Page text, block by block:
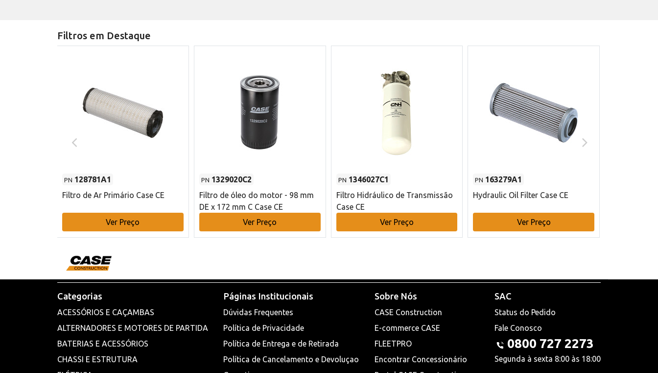
Filtros em Destaque
PN 128781A1
Filtro de Ar Primário Case CE
Ver Preço
PN 1329020C2
Filtro de óleo do motor - 98 mm
DE x 172 mm C Case CE
Ver Preço
PN 1346027C1
Filtro Hidráulico de Transmissão
Case CE
Ver Preço
PN 163279A1
Hydraulic Oil Filter Case CE
Ver Preço
Categorias
ACESSÓRIOS E CAÇAMBAS
ALTERNADORES E MOTORES DE PARTIDA
BATERIAS E ACESSÓRIOS
CHASSI E ESTRUTURA
Páginas Institucionais
Dúvidas Frequentes
Política de Privacidade
Política de Entrega e de Retirada
Política de Cancelamento e Devoluçao
Sobre Nós
CASE Construction
E-commerce CASE
FLEETPRO
Encontrar Concessionário
SAC
Status do Pedido
Fale Conosco
0800 727 2273
Segunda à sexta 8:00 às 18:00